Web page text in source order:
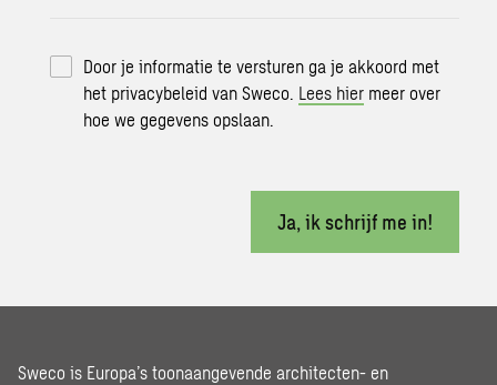
Door je informatie te versturen ga je akkoord met
het privacybeleid van Sweco. Lees hier meer over
hoe we gegevens opslaan.
Ja, ik schrijf me in!
Sweco is Europa’s toonaangevende architecten- en